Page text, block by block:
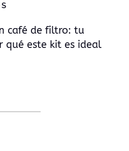
café de filtro: tu
qué este kit es ideal